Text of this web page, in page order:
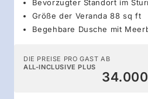
Bevorzugter Standort im
Größe der Veranda 88 sq ft
Begehbare Dusche mit
DIE PREISE PRO GAST AB
ALL-INCLUSIVE PLUS